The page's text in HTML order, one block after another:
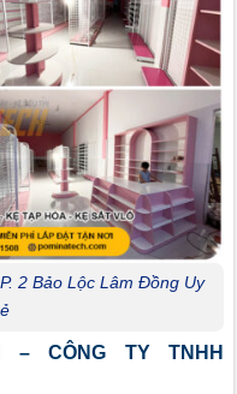
2 Bảo Lộc Lâm Đồng Uy
– CÔNG TY TNHH